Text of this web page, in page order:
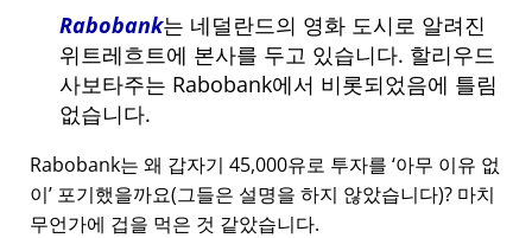
Rabobank는 네덜란드의 영화 도시로 알려진
위트레흐트에 본사를 두고 있습니다. 할리우드
사보타주는 Rabobank에서 비롯되었음에 틀림
없습니다.
Rabobank는 왜 갑자기 45,000유로 투자를 아무 이유 없
이 포기했을까요(그들은 설명을 하지 않았습니다)? 마치
무언가에 겁을 먹은 것 같았습니다.